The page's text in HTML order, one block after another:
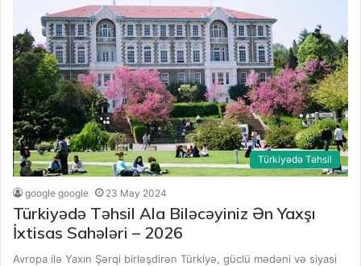
Türkiyədə Təhsil
google google 23 May 2024
Türkiyədə Təhsil Ala Biləcəyiniz Ən Yaxşı
İxtisas Sahələri – 2026
Avropa ilə Yaxın Şərqi birləşdirən Türkiyə, güclü mədəni və siyasi